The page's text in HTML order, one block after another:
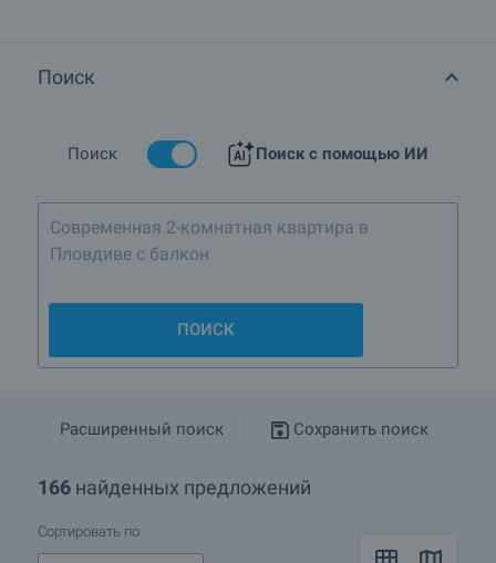
Поиск
Поиск Поиск с помощью ИИ
Современная 2-комнатная квартира в
Пловдиве с балконом
ПОИСК
Расширенный поиск Сохранить поиск
166 найденных предложений
Сортировать по